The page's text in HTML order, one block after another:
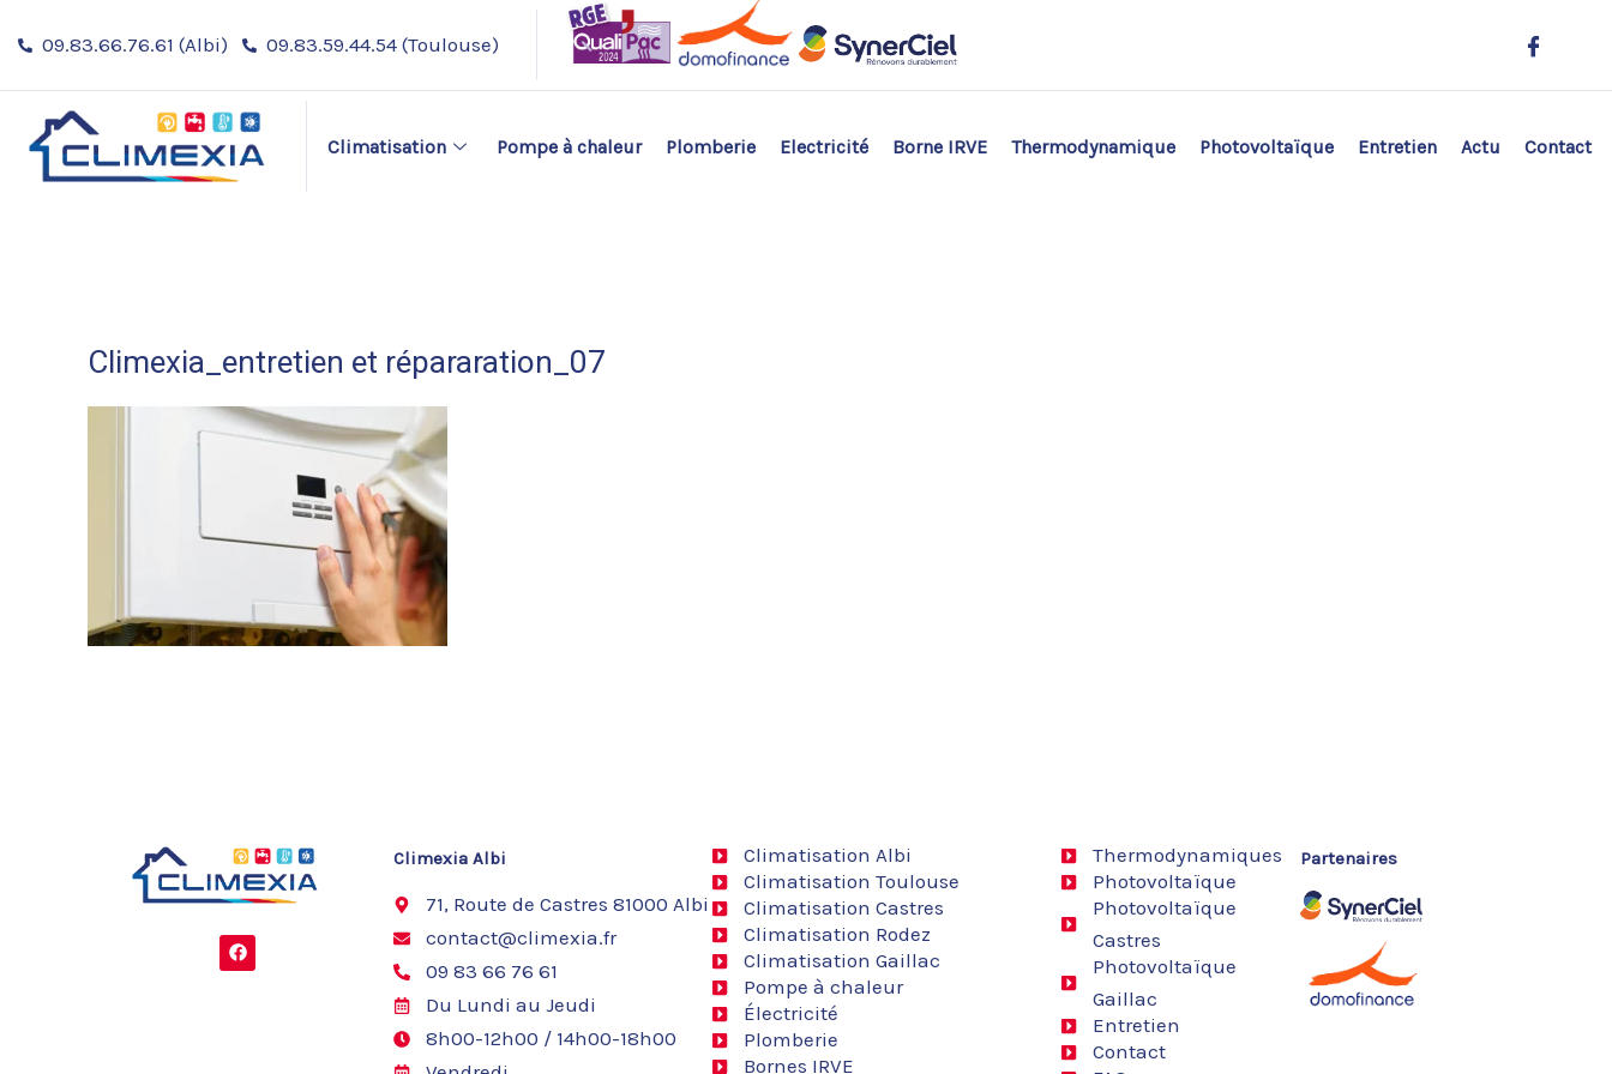
au
09.83.66.76.61 (Albi) 09.83.59.44.54 (Toulouse)
Climatisation Pompe à chaleur Plomberie Electricité Borne IRVE Thermodynamique Photovoltaïque Entretien Actu Contact
Climexia_entretien et répararation_07
F
a
c
Climexia Albi
71, Route de Castres 81000 Albi
contact@climexia.fr
09 83 66 76 61
Du Lundi au Jeudi
8h00-12h00 / 14h00-18h00
Climatisation Albi
Climatisation Toulouse
Climatisation Castres
Climatisation Rodez
Climatisation Gaillac
Pompe à chaleur
Électricité
Plomberie
Bornes IRVE
Thermodynamiques
Photovoltaïque
Photovoltaïque
Castres
Photovoltaïque
Gaillac
Entretien
Contact
Partenaires